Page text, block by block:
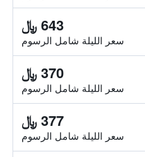
643 ﷼
سعر الليلة شامل الرسوم
370 ﷼
سعر الليلة شامل الرسوم
377 ﷼
سعر الليلة شامل الرسوم